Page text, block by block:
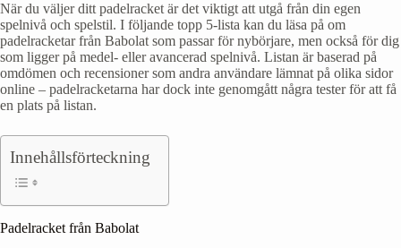
När du väljer ditt padelracket är det viktigt att utgå från din egen
spelnivå och spelstil. I följande topp 5-lista kan du läsa på om
padelracketar från Babolat som passar för nybörjare, men också för dig
som ligger på medel- eller avancerad spelnivå. Listan är baserad på
omdömen och recensioner som andra användare lämnat på olika sidor
online – padelracketarna har dock inte genomgått några tester för att få
en plats på listan.
Innehållsförteckning
Padelracket från Babolat